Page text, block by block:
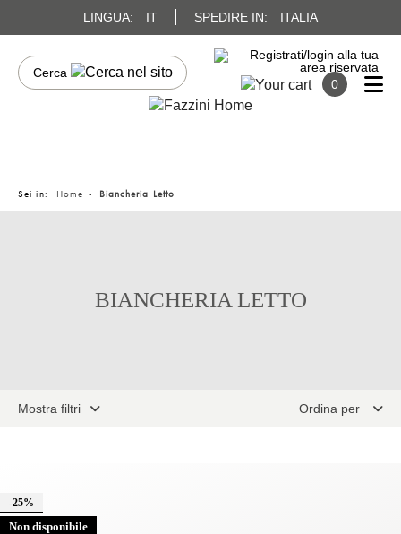
LINGUA: IT SPEDIRE IN: ITALIA
0
Sei in: Home Biancheria Letto
BIANCHERIA LETTO
Mostra filtri Ordina per
-25%
Non disponibile